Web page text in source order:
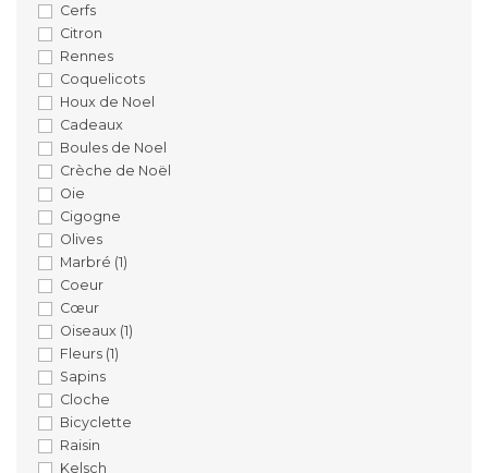
Cerfs
Citron
Rennes
Coquelicots
Houx de Noel
Cadeaux
Boules de Noel
Crèche de Noël
Oie
Cigogne
Olives
Marbré (1)
Coeur
Cœur
Oiseaux (1)
Fleurs (1)
Sapins
Cloche
Bicyclette
Raisin
Kelsch